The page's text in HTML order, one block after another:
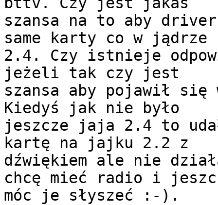
szansa na to aby
same karty co w jądrze
2.4. Czy istnieje
jeżeli tak czy jest
szansa aby pojawił
Kiedyś jak nie było
jeszcze jaja 2.4 to
kartę na jajku 2.2 z
dźwiękiem ale nie
chcę mieć radio i
móc je słyszeć :-).